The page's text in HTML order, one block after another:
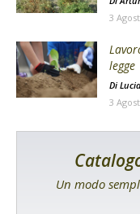
3
legge
Di
3
Un modo